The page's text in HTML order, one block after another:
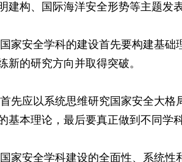
建构、国际海洋安全形势等主题发
安全学科的建设首先要构建基础
新的研究方向并取得突破。
应以系统思维研究国家安全大格
基本理论，最后要真正做到不同学
安全学科建设的全面性、系统性